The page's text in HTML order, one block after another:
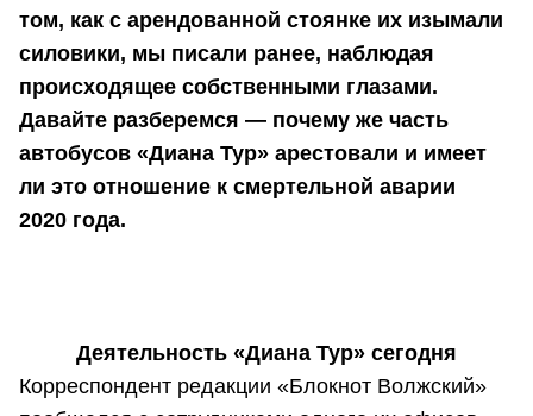
том, как с арендованной стоянке их изымали
силовики, мы писали ранее, наблюдая
происходящее собственными глазами.
Давайте разберемся — почему же часть
автобусов «Диана Тур» арестовали и имеет
ли это отношение к смертельной аварии
2020 года.
Деятельность «Диана Тур» сегодня
Корреспондент редакции «Блокнот Волжский»